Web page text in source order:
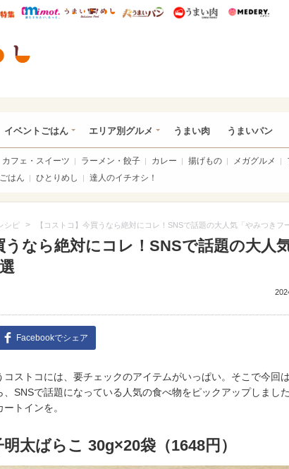
* ウレぴあ総研 ディズニー特集
mimot. うまいめし うまいパン うまい肉
イベントごはん エリア別グルメ うまい肉 うまいパン
カフェ・スイーツ ラーメン・餃子 カレー 揚げもの メガグルメ
はん ひとりめし 達人のイチオシ！
シピ > 【コストコ】今買うなら絶対にコレ！SNSで話題の大人気「やみつきフ
うなら絶対にコレ！SNSで話題の大人
Facebookでシェア
ストコには、要チェックのアイテムがいっぱい。そこで今回
、SNSで話題になっている人気の食べ物をピックアップしまし
トインを。
太ばらこ 30g×20袋（1648円）